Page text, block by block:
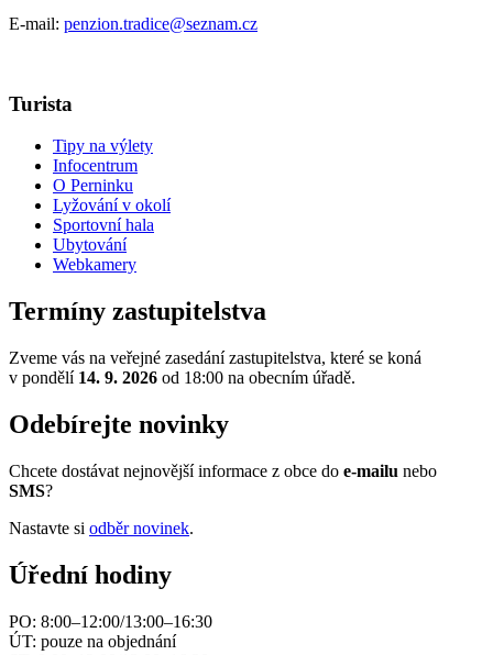
E-mail: penzion.tradice@seznam.cz
Turista
Tipy na výlety
Infocentrum
O Perninku
Lyžování v okolí
Sportovní hala
Ubytování
Webkamery
Termíny zastupitelstva
Zveme vás na veřejné zasedání zastupitelstva, které se koná
v pondělí 14. 9. 2026 od 18:00 na obecním úřadě.
Odebírejte novinky
Chcete dostávat nejnovější informace z obce do e-mailu nebo
SMS?
Nastavte si odběr novinek.
Úřední hodiny
PO: 8:00–12:00/13:00–16:30
ÚT: pouze na objednání